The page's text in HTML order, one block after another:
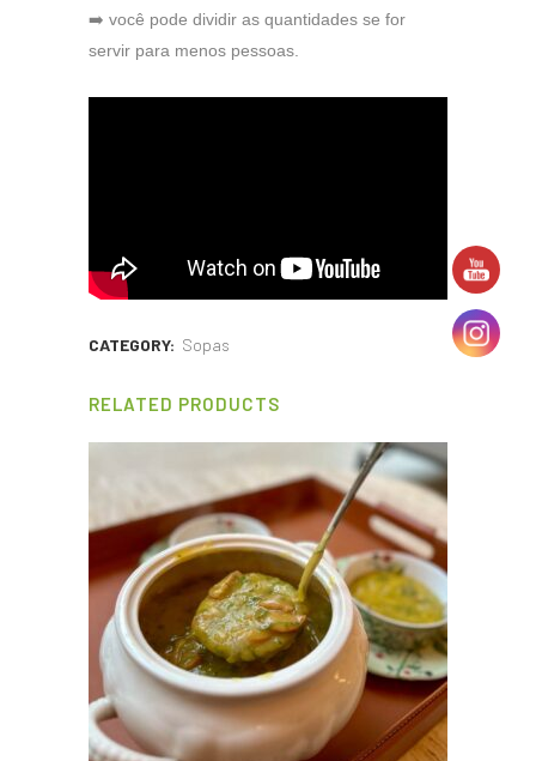
➡️ você pode dividir as quantidades se for
servir para menos pessoas.
CATEGORY: Sopas
RELATED PRODUCTS